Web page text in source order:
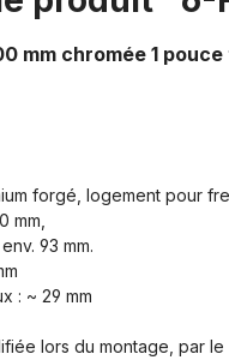
mm chromée 1
forgé, logement pour
mm,
93 mm.
: ~ 29 mm
lors du montage, par